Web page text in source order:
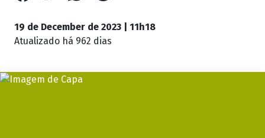
19 de December de 2023 | 11h18
Atualizado há 962 dias